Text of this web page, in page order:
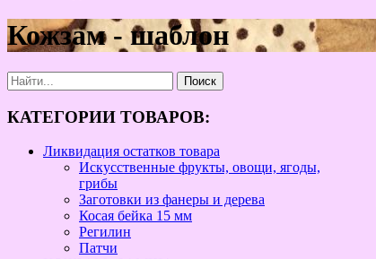
Кожзам - шаблон
КАТЕГОРИИ ТОВАРОВ:
Ликвидация остатков товара
Искусственные фрукты, овощи, ягоды,
грибы
Заготовки из фанеры и дерева
Косая бейка 15 мм
Регилин
Патчи